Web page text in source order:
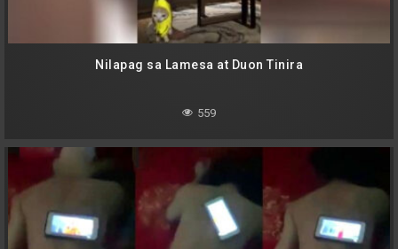
Nilapag sa Lamesa at Duon Tinira
559